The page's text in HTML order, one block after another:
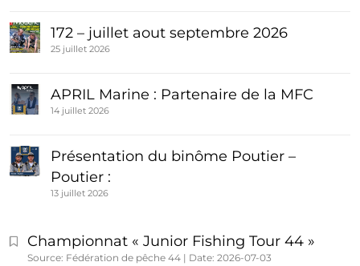
172 – juillet aout septembre 2026
25 juillet 2026
APRIL Marine : Partenaire de la MFC
14 juillet 2026
Présentation du binôme Poutier –
Poutier :
13 juillet 2026
Championnat « Junior Fishing Tour 44 »
Source: Fédération de pêche 44 Date: 2026-07-03